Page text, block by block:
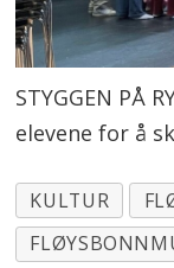
STYGGEN PÅ
elevene for å
KULTUR